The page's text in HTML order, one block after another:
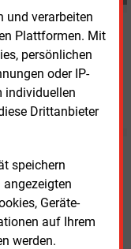
und verarbeiten
Plattformen. Mit
persönlichen
oder IP-
individuellen
Drittanbieter
speichern
Geräte-
auf Ihrem
werden.
Freitag, 8.05.2026, 14:58
den Branchenverband
durchschnittlich 20
Meter-Atlas zeigen
30. September 2025.